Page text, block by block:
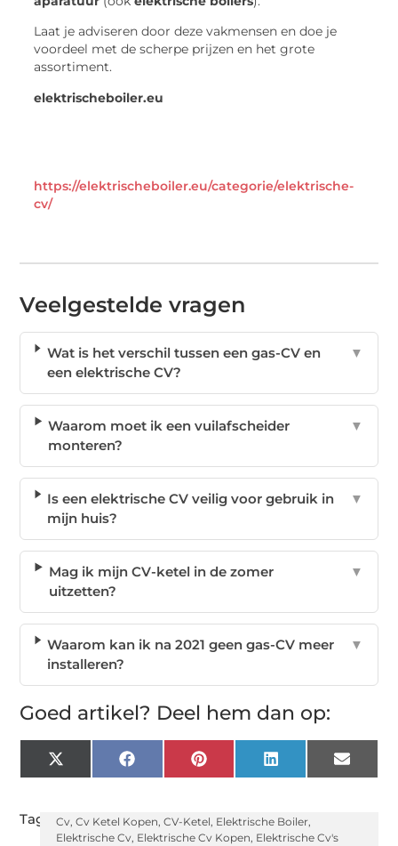
Laat je adviseren door deze vakmensen en doe je
voordeel met de scherpe prijzen en het grote
assortiment.
elektrischeboiler.eu
https://elektrischeboiler.eu/categorie/elektrische-
cv/
Veelgestelde vragen
Wat is het verschil tussen een gas-CV en
een elektrische CV?
▼
Waarom moet ik een vuilafscheider
monteren?
▼
Is een elektrische CV veilig voor gebruik in
mijn huis?
▼
Mag ik mijn CV-ketel in de zomer
uitzetten?
▼
Waarom kan ik na 2021 geen gas-CV meer
installeren?
▼
Goed artikel? Deel hem dan op:
X
(Twitter)
FacebookPinterest LinkedIn Email
Tags: Cv,Cv Ketel Kopen,CV-Ketel, Elektrische Boiler,
Elektrische Cv, Elektrische Cv Kopen, Elektrische Cv's